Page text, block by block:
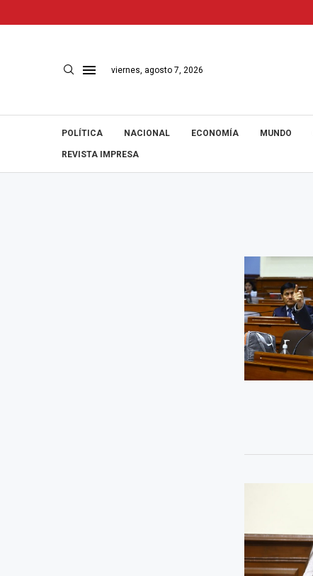
viernes, agosto 7, 2026
POLÍTICA NACIONAL ECONOMÍA MUNDO
REVISTA IMPRESA